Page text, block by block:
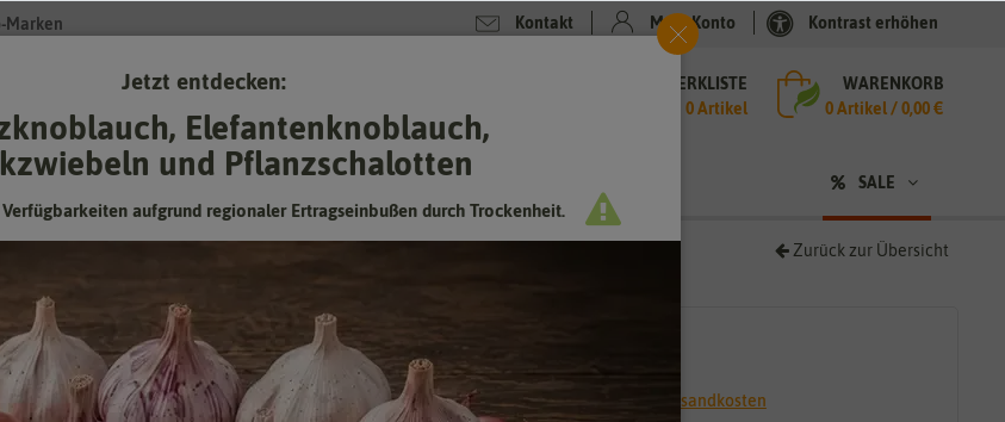
Marken Kontakt Mein Konto Kontrast erhöhen
MERKLISTE
0 Artikel
WARENKORB
0Artikel /0,00 €
SALE
Zurück zur Übersicht
* inkl. 7% MwSt. zzgl. Versandkosten
Pyros F1
tolerant gegen Braunfäule
Jetzt entdecken:
Elefantenknoblauch,
und Pflanzschalotten
aufgrund regionaler Ertragseinbußen durch Trockenheit.